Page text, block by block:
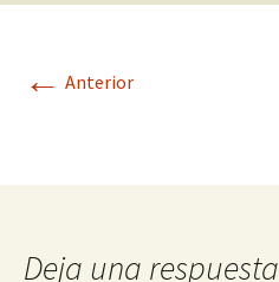
← Anterior
Deja una respuesta